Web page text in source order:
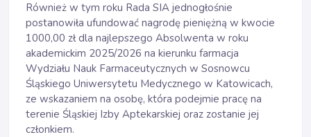
Również w tym roku Rada SIA jednogłośnie
postanowiła ufundować nagrodę pieniężną w kwocie
1000,00 zł dla najlepszego Absolwenta w roku
akademickim 2025/2026 na kierunku farmacja
Wydziału Nauk Farmaceutycznych w Sosnowcu
Śląskiego Uniwersytetu Medycznego w Katowicach,
ze wskazaniem na osobę, która podejmie pracę na
terenie Śląskiej Izby Aptekarskiej oraz zostanie jej
członkiem.